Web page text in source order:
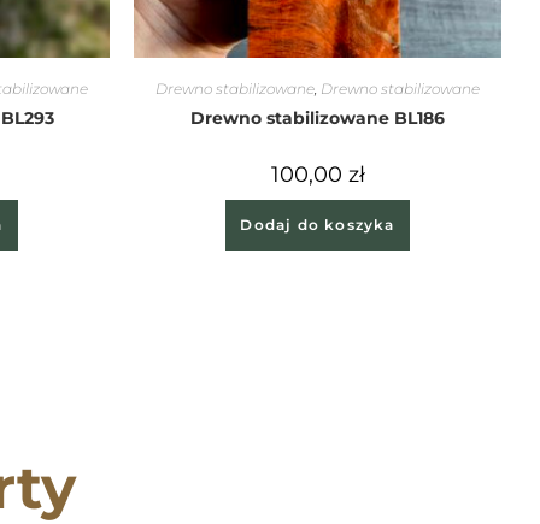
Drewno stabilizowane, Drewno stabilizowane
Drewno stabilizowane BL186
100,00 zł
Dodaj do koszyka